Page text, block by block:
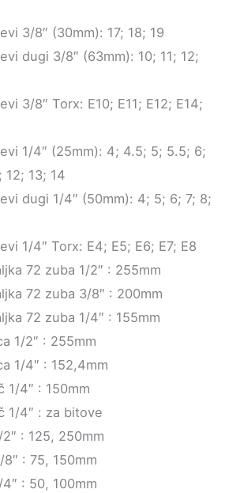
3/8″ (30mm): 17; 18; 19
dugi 3/8″ (63mm): 10; 11; 12;
3/8″ Torx: E10; E11; E12; E14;
1/4″ (25mm): 4; 4.5; 5; 5.5; 6;
12; 13; 14
dugi 1/4″ (50mm): 4; 5; 6; 7; 8;
1/4″ Torx: E4; E5; E6; E7; E8
72 zuba 1/2″ : 255mm
72 zuba 3/8″ : 200mm
72 zuba 1/4″ : 155mm
1/2″ : 255mm
1/4″ : 152,4mm
1/4″ : 150mm
1/4″ : za bitove
: 125, 250mm
: 75, 150mm
: 50, 100mm